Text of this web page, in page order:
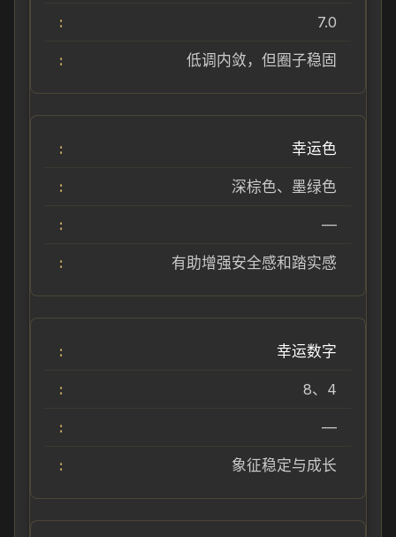
7.0
低调内敛，但圈子稳固
幸运色
深棕色、墨绿色
—
有助增强安全感和踏实感
幸运数字
8、4
—
象征稳定与成长